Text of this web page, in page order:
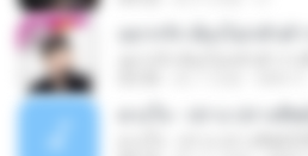
ดวงใจ - ปราง ปรางทิ